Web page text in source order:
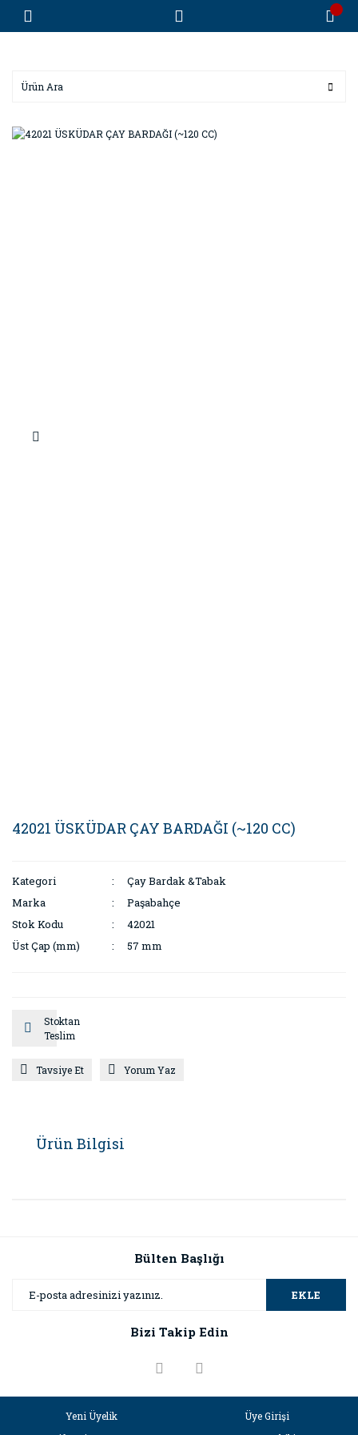
42021 ÜSKÜDAR ÇAY BARDAĞI (~120 CC)
Kategori
Çay Bardak &Tabak
Marka
Paşabahçe
Stok Kodu
42021
Üst Çap (mm)
57 mm
Stoktan
Teslim
Tavsiye Et Yorum Yaz
Ürün Bilgisi
Bülten Başlığı
EKLE
Bizi Takip Edin
Yeni Üyelik
Üye Girişi